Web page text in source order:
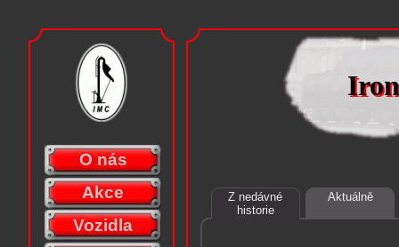
Z nedávné
historie
Aktuálně
O nás
Akce
Vozidla